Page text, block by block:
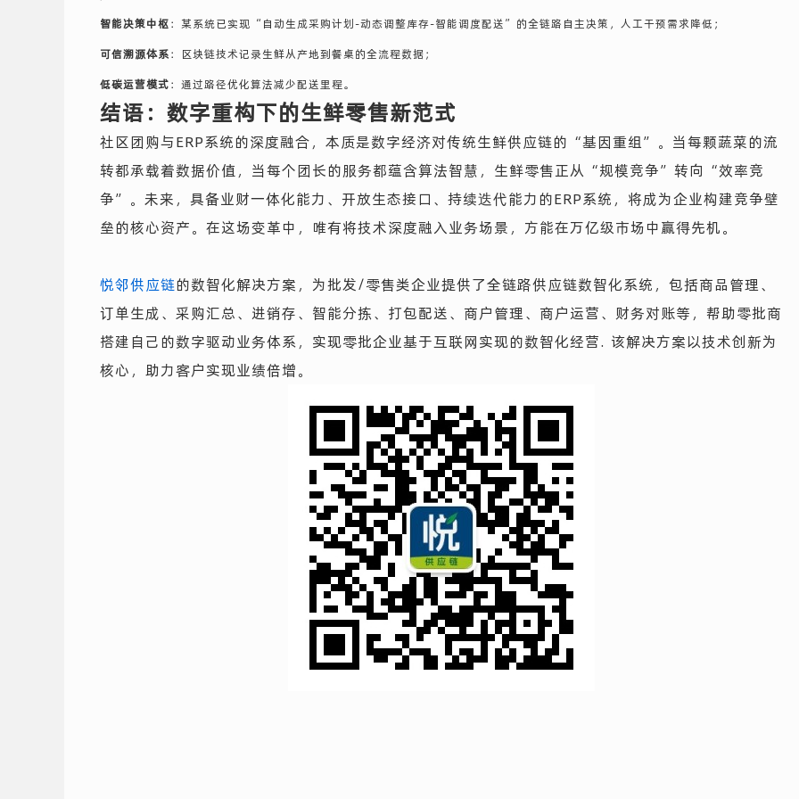
智能决策中枢：某系统已实现“自动生成采购计划-动态调整库存-智能调度配送”的全链路自主决策，人工干预需求降低；
可信溯源体系：区块链技术记录生鲜从产地到餐桌的全流程数据；
低碳运营模式：通过路径优化算法减少配送里程。
结语：数字重构下的生鲜零售新范式
社区团购与ERP系统的深度融合，本质是数字经济对传统生鲜供应链的“基因重组”。当每颗蔬菜的流
转都承载着数据价值，当每个团长的服务都蕴含算法智慧，生鲜零售正从“规模竞争”转向“效率竞
争”。未来，具备业财一体化能力、开放生态接口、持续迭代能力的ERP系统，将成为企业构建竞争壁
垒的核心资产。在这场变革中，唯有将技术深度融入业务场景，方能在万亿级市场中赢得先机。
悦邻供应链的数智化解决方案，为批发/零售类企业提供了全链路供应链数智化系统，包括商品管理、
订单生成、采购汇总、进销存、智能分拣、打包配送、商户管理、商户运营、财务对账等，帮助零批商
搭建自己的数字驱动业务体系，实现零批企业基于互联网实现的数智化经营. 该解决方案以技术创新为
核心，助力客户实现业绩倍增。